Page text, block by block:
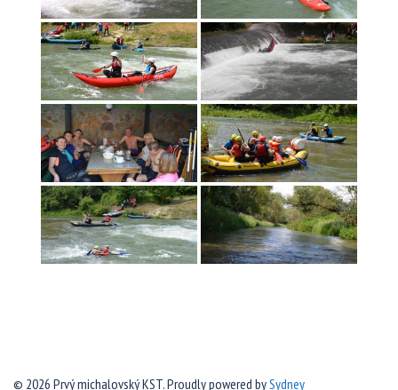
© 2026 Prvý michalovský KST. Proudly powered bySydney